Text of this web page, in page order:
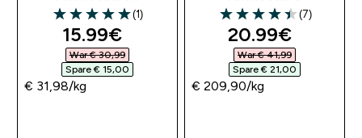
5 out of 5 stars
(1)
discounted price
15.99€‎
War € 30,99‎
Spare € 15,00‎
€ 31,98‎/kg
4.43 out of 5 stars
(7)
discounted
20.99€‎
War € 41,99‎
Spare € 21,00‎
€ 209,90‎/kg